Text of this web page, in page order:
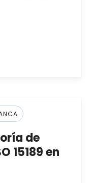
de
15189 en